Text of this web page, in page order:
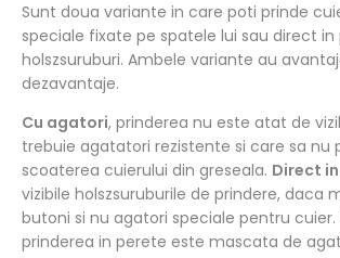
Sunt doua variante in care poti prinde
speciale fixate pe spatele lui sau direct
holszsuruburi. Ambele variante au
dezavantaje.
Cu agatori, prinderea nu este atat de
trebuie agatatori rezistente si care sa nu
scoaterea cuierului din greseala. Direct
vizibile holszsuruburile de prindere, daca
butoni si nu agatori speciale pentru cuier.
prinderea in perete este mascata de